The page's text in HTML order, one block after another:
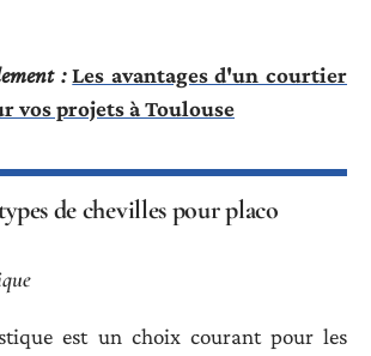
: Les avantages d'un courtier
vos projets à Toulouse
de chevilles pour placo
est un choix courant pour les